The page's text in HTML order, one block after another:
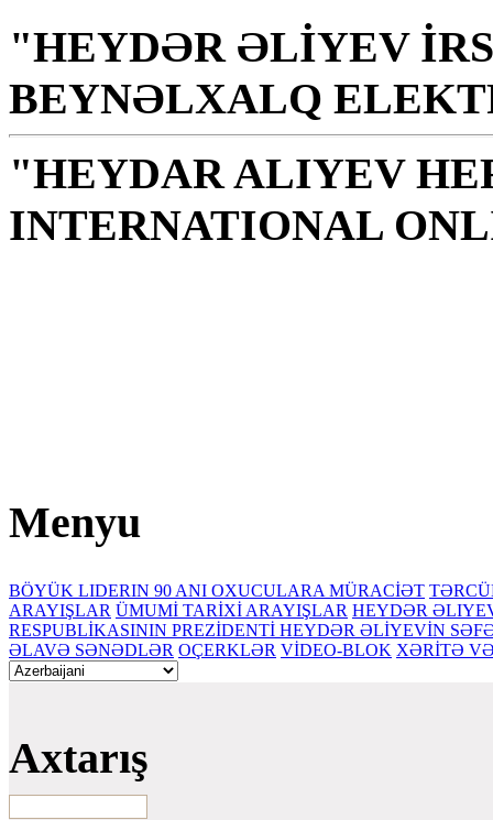
"HEYDƏR ƏLİYEV
BEYNƏLXALQ
"HEYDAR ALIYEV
INTERNATIONAL
Menyu
BÖYÜK LIDERIN 90 ANI OXUCULARA MÜRACİƏT
ARAYIŞLAR ÜMUMİ TARİXİ ARAYIŞLAR HEYDƏR
RESPUBLİKASININ PREZİDENTİ HEYDƏR ƏLİYEVİN
ƏLAVƏ SƏNƏDLƏR OÇERKLƏR VİDEO-BLOK XƏRİTƏ
Axtarış